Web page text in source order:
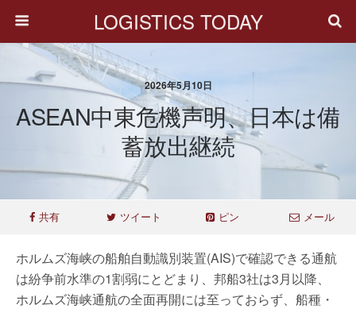
LOGISTICS TODAY
2026年5月10日
ASEAN中東危機声明、日本は備
蓄放出継続
共有 ツイート ピン メール
ホルムズ海峡の船舶自動識別装置(AIS)で確認できる通航
は紛争前水準の1割弱にとどまり、邦船3社は3月以降、
ホルムズ海峡通航の全面再開には至っておらず、船種・